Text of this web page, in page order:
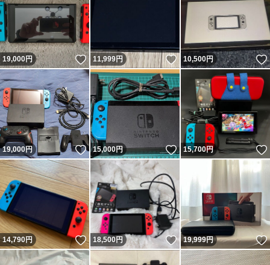
19,000円 いいね！
11,999円 いいね！
10,500円
19,000円 いいね！
15,000円 いいね！
15,700円
14,790円 いいね！
18,500円 いいね！
19,999円